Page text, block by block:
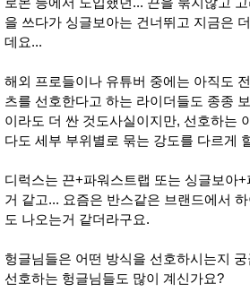
을 쓰다가 싱글보아는 건너뛰고 지금은
데요...
해외 프로들이나 유튜버 중에는 아직도
츠를 선호한다고 하는 라이더들도 종종
이라도 더 싼 것도사실이지만, 선호하는
다도 세부 부위별로 묶는 강도를 다르게
디럭스는 끈+파워스트랩 또는 싱글보아
거 같고... 요즘은 반스같은 브랜드에서
도 나오는거 같더라구요.
헝글님들은 어떤 방식을 선호하시는지
선호하는 헝글님들도 많이 계신가요?